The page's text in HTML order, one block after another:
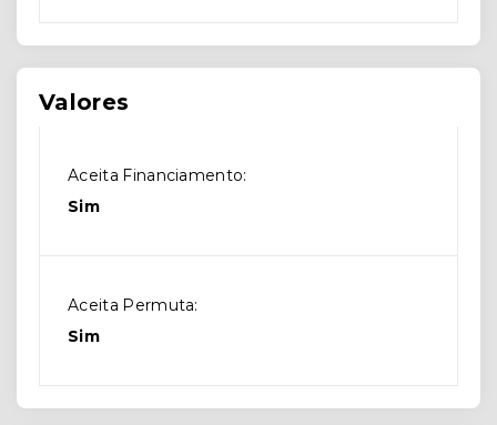
Valores
Aceita Financiamento:
Sim
Aceita Permuta:
Sim